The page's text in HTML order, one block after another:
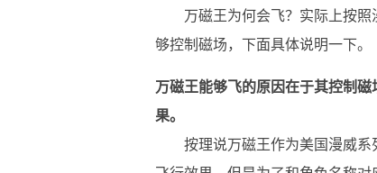
万磁王为何会飞？实际上按
够控制磁场，下面具体说明一下。
万磁王能够飞的原因在于其控制
果。
按理说万磁王作为美国漫威